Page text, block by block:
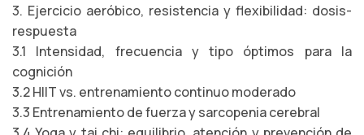
3. Ejercicio aeróbico, resistencia y flexibilidad: dosis-
respuesta
3.1 Intensidad, frecuencia y tipo óptimos para la
cognición
3.2 HIIT vs. entrenamiento continuo moderado
3.3 Entrenamiento de fuerza y sarcopenia cerebral